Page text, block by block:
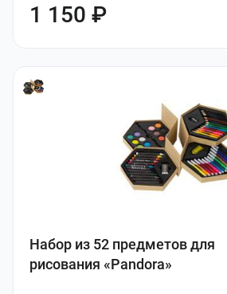
1 150 ₽
Набор из 52 предметов для
рисования «Pandora»